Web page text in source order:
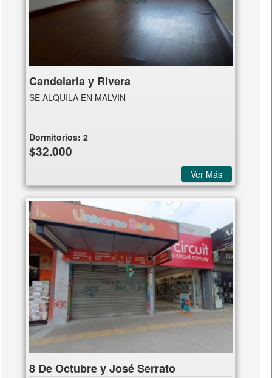
Candelaria y Rivera
SE ALQUILA EN MALVIN
Dormitorios:2
$32.000
Ver Más
8 De Octubre y José Serrato